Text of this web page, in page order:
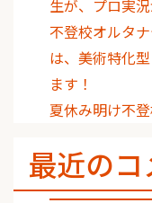
生が、プロ実
不登校オルタ
は、美術特化
ます！
夏休み明け不
最近のコ